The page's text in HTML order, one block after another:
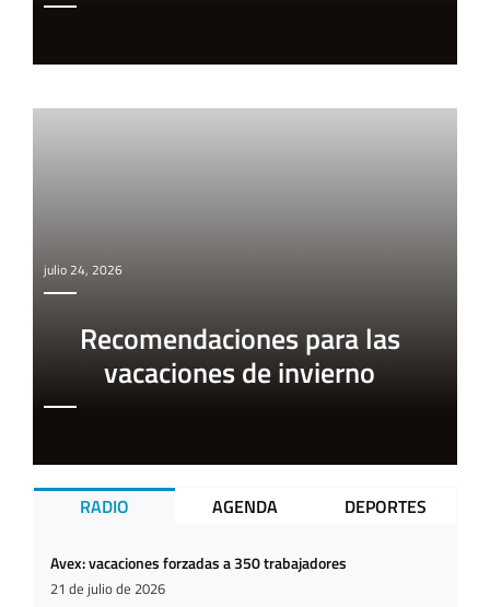
julio 24, 2026
Recomendaciones para las
vacaciones de invierno
RADIO AGENDA DEPORTES
Avex: vacaciones forzadas a 350 trabajadores
21 de julio de 2026